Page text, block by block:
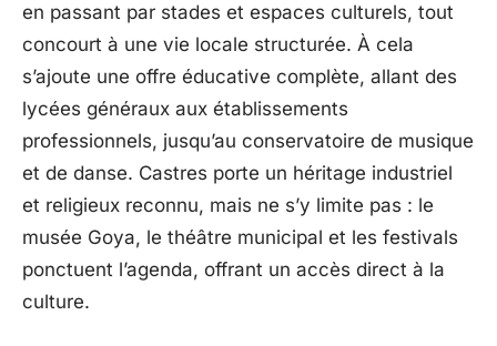
en passant par stades et espaces culturels, tout
concourt à une vie locale structurée. À cela
s’ajoute une offre éducative complète, allant des
lycées généraux aux établissements
professionnels, jusqu’au conservatoire de musique
et de danse. Castres porte un héritage industriel
et religieux reconnu, mais ne s’y limite pas : le
musée Goya, le théâtre municipal et les festivals
ponctuent l’agenda, offrant un accès direct à la
culture.